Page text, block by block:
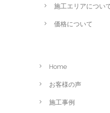
施工エリアについ
価格について
Home
お客様の声
施工事例